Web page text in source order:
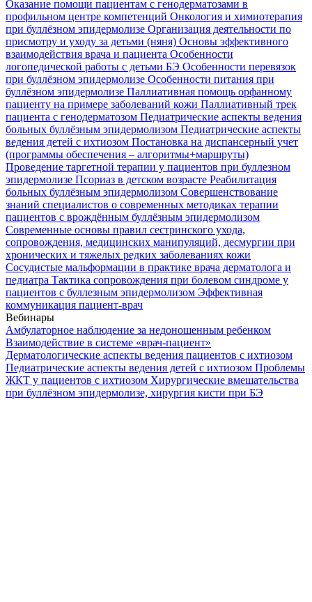
Оказание помощи пациентам с генодерматозами в
профильном центре компетенций Онкология и химиотерапия
при буллёзном эпидермолизе Организация деятельности по
присмотру и уходу за детьми (няня) Основы эффективного
взаимодействия врача и пациента Особенности
логопедической работы с детьми БЭ Особенности перевязок
при буллёзном эпидермолизе Особенности питания при
буллёзном эпидермолизе Паллиативная помощь орфанному
пациенту на примере заболеваний кожи Паллиативный трек
пациента с генодерматозом Педиатрические аспекты ведения
больных буллёзным эпидермолизом Педиатрические аспекты
ведения детей с ихтиозом Постановка на диспансерный учет
(программы обеспечения – алгоритмы+маршруты)
Проведение таргетной терапии у пациентов при буллезном
эпидермолизе Псориаз в детском возрасте Реабилитация
больных буллёзным эпидермолизом Совершенствование
знаний специалистов о современных методиках терапии
пациентов с врождённым буллёзным эпидермолизом
Современные основы правил сестринского ухода,
сопровождения, медицинских манипуляций, десмургии при
хронических и тяжелых редких заболеваниях кожи
Сосудистые мальформации в практике врача дерматолога и
педиатра Тактика сопровождения при болевом синдроме у
пациентов с буллезным эпидермолизом Эффективная
коммуникация пациент-врач
Вебинары
Амбулаторное наблюдение за недоношенным ребенком
Взаимодействие в системе «врач-пациент»
Дерматологические аспекты ведения пациентов с ихтиозом
Педиатрические аспекты ведения детей с ихтиозом Проблемы
ЖКТ у пациентов с ихтиозом Хирургические вмешательства
при буллёзном эпидермолизе, хирургия кисти при БЭ